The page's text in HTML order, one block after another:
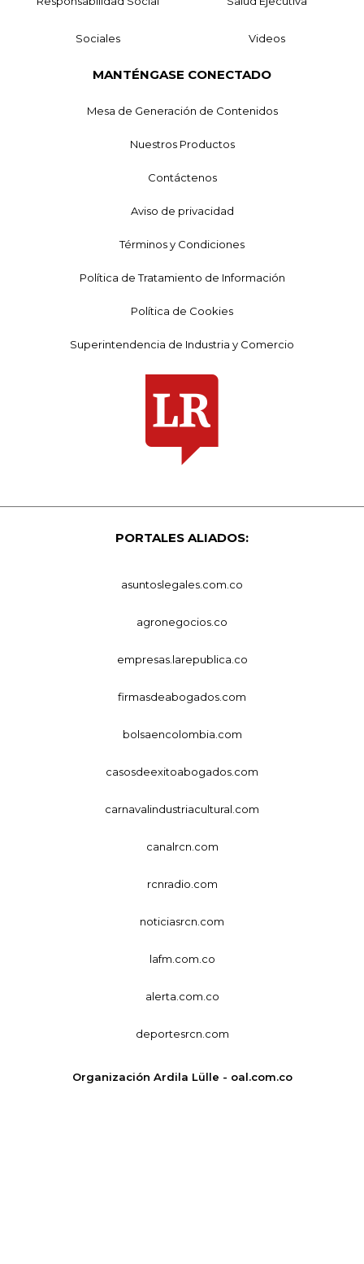
Sociales Videos
MANTÉNGASE CONECTADO
Mesa de Generación de Contenidos
Nuestros Productos
Contáctenos
Aviso de privacidad
Términos y Condiciones
Política de Tratamiento de Información
Política de Cookies
Superintendencia de Industria y Comercio
PORTALES ALIADOS:
asuntoslegales.com.co
agronegocios.co
empresas.larepublica.co
firmasdeabogados.com
bolsaencolombia.com
casosdeexitoabogados.com
carnavalindustriacultural.com
canalrcn.com
rcnradio.com
noticiasrcn.com
lafm.com.co
alerta.com.co
deportesrcn.com
Organización Ardila Lülle - oal.com.co